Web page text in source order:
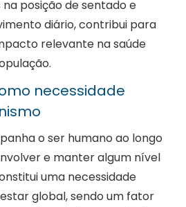
posição de sentado e
diário, contribui para
relevante na saúde
necessidade
o ser humano ao longo
e manter algum nível
uma necessidade
global, sendo um fator